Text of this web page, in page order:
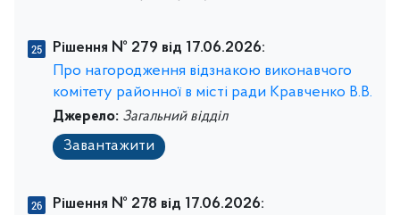
Рішення № 279 від 17.06.2026:
Про нагородження відзнакою виконавчого
комітету районної в місті ради Кравченко В.В.
Джерело: Загальний відділ
Завантажити
Рішення № 278 від 17.06.2026: